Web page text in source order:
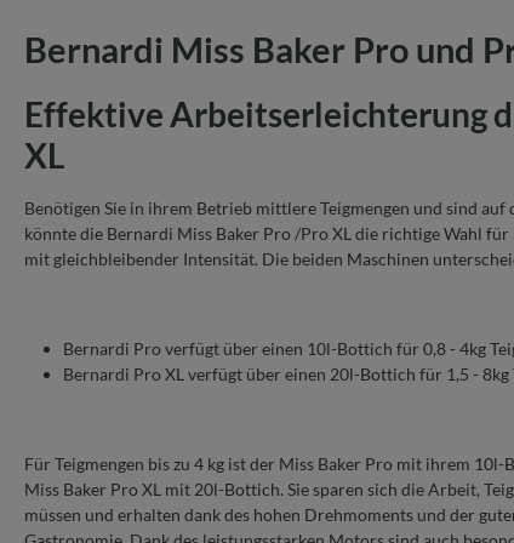
Bernardi Miss Baker Pro und
Effektive Arbeitserleichterung
XL
Benötigen Sie in ihrem Betrieb mittlere Teigmengen und sind
könnte die Bernardi Miss Baker Pro /Pro XL die richtige Wahl
mit gleichbleibender Intensität. Die beiden Maschinen
Bernardi Pro verfügt über einen 10l-Bottich für 0,8 - 4kg
Bernardi Pro XL verfügt über einen 20l-Bottich für 1,5 - 8kg
Für Teigmengen bis zu 4 kg ist der Miss Baker Pro mit ihrem
Miss Baker Pro XL mit 20l-Bottich. Sie sparen sich die Arbeit,
müssen und erhalten dank des hohen Drehmoments und der